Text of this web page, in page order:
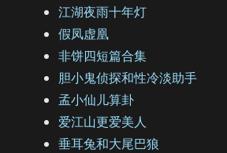
江湖夜雨十年灯
假凤虚凰
非饼四短篇合集
胆小鬼侦探和性冷淡助手
孟小仙儿算卦
爱江山更爱美人
垂耳兔和大尾巴狼